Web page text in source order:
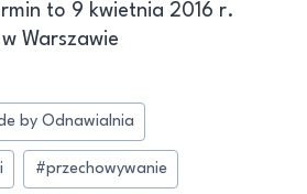
to 9 kwietnia 2016 r.
w Warszawie
by Odnawialnia
#przechowywanie